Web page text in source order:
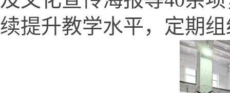
续提升教学水平，定期